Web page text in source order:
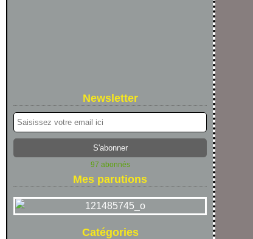
Newsletter
97 abonnés
Mes parutions
Catégories